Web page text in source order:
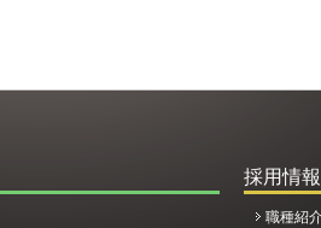
採用情報
職種紹